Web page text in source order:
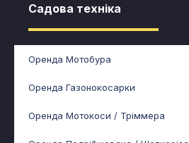
Садова техніка​
Оренда Мотобура
Оренда Газонокосарки
Оренда Мотокоси / Тріммера